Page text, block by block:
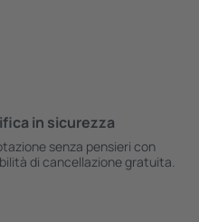
in sicurezza
senza pensieri con
di cancellazione gratuita.